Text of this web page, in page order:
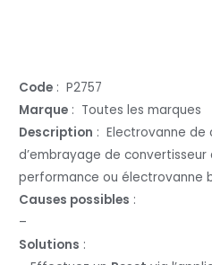
Code : P2757
Marque : Toutes les marques
Description : Electrovanne de
d’embrayage de
performance ou électrovanne
Causes possibles :
–
Solutions :